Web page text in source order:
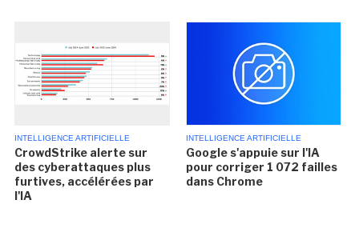
INTELLIGENCE ARTIFICIELLE
CrowdStrike alerte sur
des cyberattaques plus
furtives, accélérées par
l'IA
INTELLIGENCE ARTIFICIELLE
Google s'appuie sur l'IA
pour corriger 1 072 failles
dans Chrome